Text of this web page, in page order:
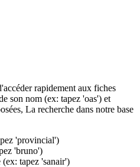
rapidement aux fiches
son nom (ex: tapez 'oas') et
La recherche dans notre base
'provincial')
'bruno')
(ex: tapez 'sanair')